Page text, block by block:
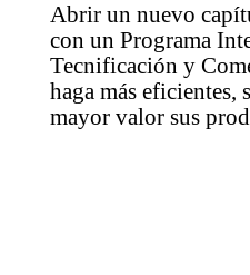
Abrir un nuevo
con un Programa
Tecnificación y
haga más eficientes,
mayor valor sus